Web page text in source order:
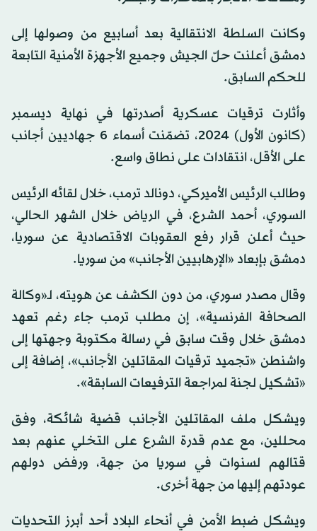
وكانت السلطة الانتقالية بعد أسابيع من وصولها إلى
دمشق أعلنت حلّ الجيش وجميع الأجهزة الأمنية التابعة
للحكم السابق.
وأثارت ترقيات عسكرية أصدرتها في نهاية ديسمبر
(كانون الأول) 2024، تضمّنت أسماء 6 جهاديين أجانب
على الأقل، انتقادات على نطاق واسع.
وطالب الرئيس الأميركي، دونالد ترمب، خلال لقائه الرئيس
السوري، أحمد الشرع، في الرياض خلال الشهر الحالي،
حيث أعلن قرار رفع العقوبات الاقتصادية عن سوريا،
دمشق بإبعاد «الإرهابيين الأجانب» من سوريا.
وقال مصدر سوري، من دون الكشف عن هويته، لـ«وكالة
الصحافة الفرنسية»، إن مطلب ترمب جاء رغم تعهد
دمشق خلال وقت سابق في رسالة مكتوبة وجهتها إلى
واشنطن «تجميد ترقيات المقاتلين الأجانب»، إضافة إلى
«تشكيل لجنة لمراجعة الترفيعات السابقة».
ويشكل ملف المقاتلين الأجانب قضية شائكة، وفق
محللين، مع عدم قدرة الشرع على التخلي عنهم بعد
قتالهم لسنوات في سوريا من جهة، ورفض دولهم
عودتهم إليها من جهة أخرى.
ويشكل ضبط الأمن في أنحاء البلاد أحد أبرز التحديات